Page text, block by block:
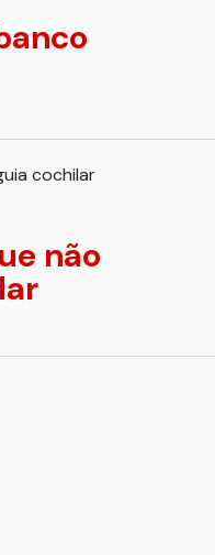
não